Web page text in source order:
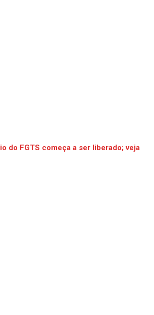
do FGTS começa a ser liberado; veja